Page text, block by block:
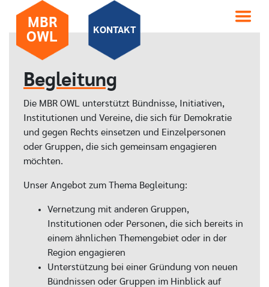
MBR
OWL
KONTAKT
Begleitung
Die MBR OWL unterstützt Bündnisse, Initiativen,
Institutionen und Vereine, die sich für Demokratie
und gegen Rechts einsetzen und Einzelpersonen
oder Gruppen, die sich gemeinsam engagieren
möchten.
Unser Angebot zum Thema Begleitung:
Vernetzung mit anderen Gruppen,
Institutionen oder Personen, die sich bereits in
einem ähnlichen Themengebiet oder in der
Region engagieren
Unterstützung bei einer Gründung von neuen
Bündnissen oder Gruppen im Hinblick auf